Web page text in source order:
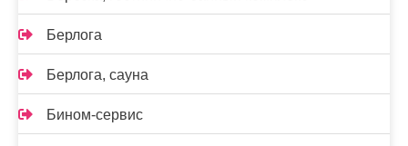
Берлога
Берлога, сауна
Бином-сервис